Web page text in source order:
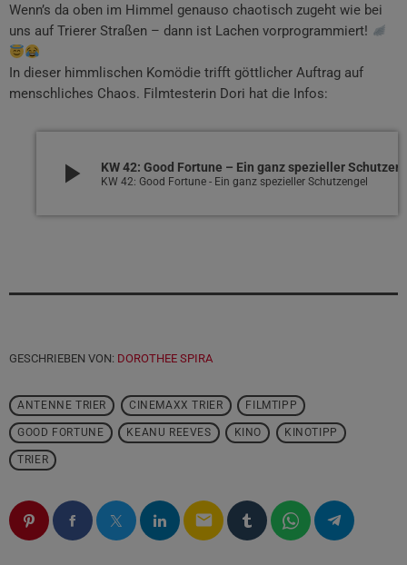
Wenn’s da oben im Himmel genauso chaotisch zugeht wie bei
uns auf Trierer Straßen – dann ist Lachen vorprogrammiert!
In dieser himmlischen Komödie trifft göttlicher Auftrag auf
menschliches Chaos. Filmtesterin Dori hat die Infos:
play_arrow KW 42: Good Fortune - Ein ganz spezieller Schutzengel
GESCHRIEBEN VON: DOROTHEE SPIRA
ANTENNE TRIER CINEMAXX TRIER FILMTIPP
GOOD FORTUNE KEANU REEVES KINO KINOTIPP
TRIER
email